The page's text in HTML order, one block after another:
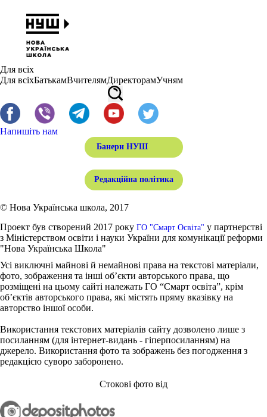
Для всіх
Для всіхБатькамВчителямДиректорамУчням
Напишіть нам
Банери НУШ
Редакційна політика
© Нова Українська школа, 2017
Проект був створений 2017 року ГО "Смарт Освіта" у партнерстві
з Міністерством освіти і науки України для комунікації реформи
"Нова Українська Школа"
Усі виключні майнові й немайнові права на текстові матеріали,
фото, зображення та інші об’єкти авторського права, що
розміщені на цьому сайті належать ГО “Смарт освіта”, крім
об’єктів авторського права, які містять пряму вказівку на
авторство іншої особи.
Використання текстових матеріалів сайту дозволено лише з
посиланням (для інтернет-видань - гіперпосиланням) на
джерело. Використання фото та зображень без погодження з
редакцією суворо заборонено.
Стокові фото від